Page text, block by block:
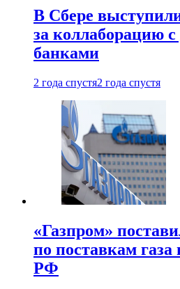
В Сбере
за коллаборацию
банками
2 года спустя2 года спустя
«Газпром»
по поставкам газа
РФ